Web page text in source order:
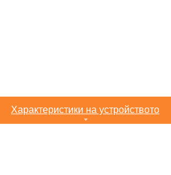
Характеристики на устройството